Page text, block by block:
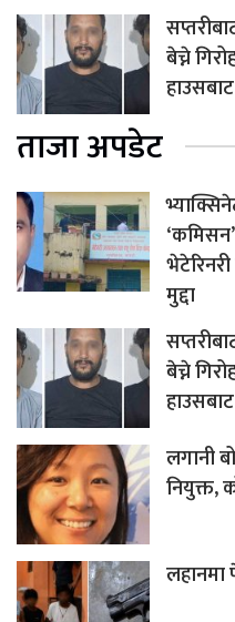
बेच्ने
ताजा अपडेट
मुद्दा
बेच्ने
लगानी
नियुक्त,
लहानमा